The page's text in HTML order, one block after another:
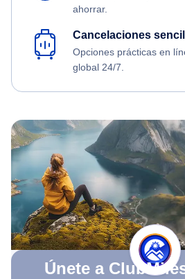
ahorrar.
Cancelaciones
Opciones prácticas en
global 24/7.
Únete a